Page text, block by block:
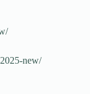
new/